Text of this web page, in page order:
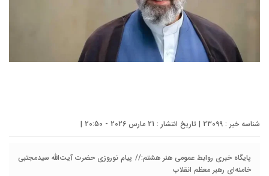
شناسه خبر : 23099 | تاریخ انتشار : 21 مارس 2026 - 20:50 |
پایگاه خبری روابط عمومی هنر هشتم:// پیام نوروزی حضرت آیت‌الله سیدمجتبی
خامنه‌ای رهبر معظم انقلاب